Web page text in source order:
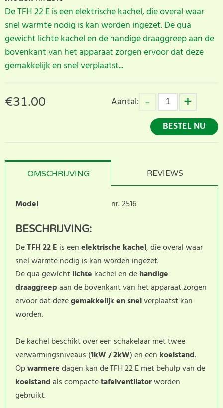
De TFH 22 E is een elektrische kachel, die overal waar
snel warmte nodig is kan worden ingezet. De qua
gewicht lichte kachel en de handige draaggreep aan de
bovenkant van het apparaat zorgen ervoor dat deze
gemakkelijk en snel verplaatst...
€31.00
Aantal:
BESTEL NU
OMSCHRIJVING REVIEWS
Model nr. 2516
BESCHRIJVING:
DeTFH 22 E is eenelektrische kachel, die overal waar
snel warmte nodig is kan worden ingezet.
De qua gewichtlichte kachel en dehandige
draaggreepaan de bovenkant van het apparaat zorgen
ervoor dat dezegemakkelijk en snelverplaatst kan
worden.
De kachel beschikt over een schakelaar met twee
verwarmingsniveaus (1kW / 2kW) en een koelstand.
Opwarmeredagen kan de TFH 22 E met behulp van de
koelstandals compactetafelventilatorworden
gebruikt.